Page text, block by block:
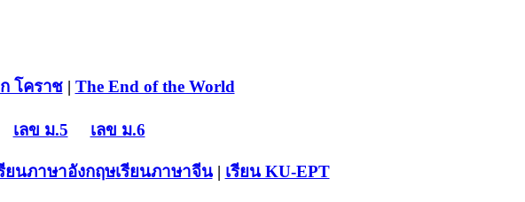
โคราช| The End of the World
เลข ม.5 เลข ม.6
ยนภาษาอังกฤษเรียนภาษาจีน| เรียน KU-EPT